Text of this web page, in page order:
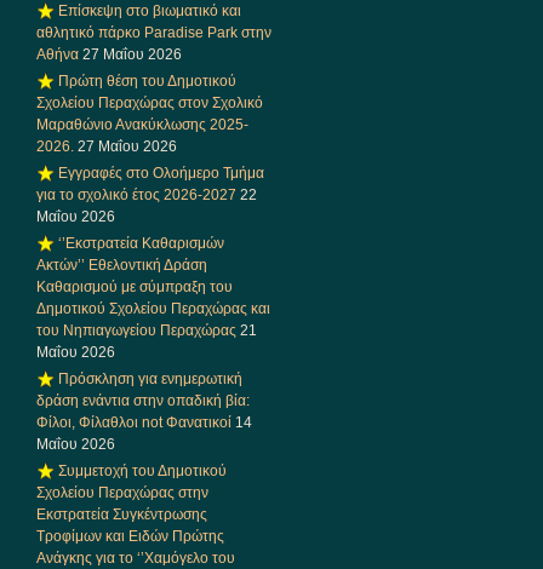
Επίσκεψη στο βιωματικό και
αθλητικό πάρκο Paradise Park στην
Αθήνα 27 Μαΐου 2026
Πρώτη θέση του Δημοτικού
Σχολείου Περαχώρας στον Σχολικό
Μαραθώνιο Ανακύκλωσης 2025-
2026. 27 Μαΐου 2026
Εγγραφές στο Ολοήμερο Τμήμα
για το σχολικό έτος 2026-2027 22
Μαΐου 2026
‘’Εκστρατεία Καθαρισμών
Ακτών’’ Εθελοντική Δράση
Καθαρισμού με σύμπραξη του
Δημοτικού Σχολείου Περαχώρας και
του Νηπιαγωγείου Περαχώρας 21
Μαΐου 2026
Πρόσκληση για ενημερωτική
δράση ενάντια στην οπαδική βία:
Φίλοι, Φίλαθλοι not Φανατικοί 14
Μαΐου 2026
Συμμετοχή του Δημοτικού
Σχολείου Περαχώρας στην
Εκστρατεία Συγκέντρωσης
Τροφίμων και Ειδών Πρώτης
Ανάγκης για το ‘’Χαμόγελο του